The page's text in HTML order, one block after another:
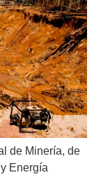
de Minería, de
Energía